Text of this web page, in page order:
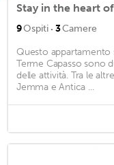
Stay in the heart
9Ospiti · 3Camere
Questo appartamento
Terme Capasso sono
delle attività. Tra le
Jemma e Antica ...